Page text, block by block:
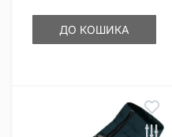
ДО КОШИКА